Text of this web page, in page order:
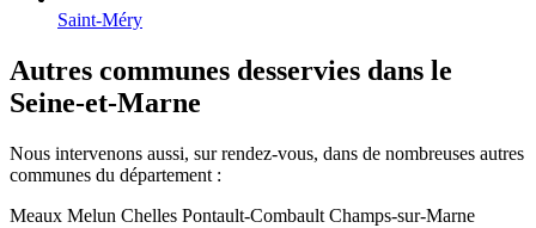
Saint-Méry
Autres communes desservies dans le
Seine-et-Marne
Nous intervenons aussi, sur rendez-vous, dans de nombreuses autres
communes du département :
Meaux Melun Chelles Pontault-Combault Champs-sur-Marne